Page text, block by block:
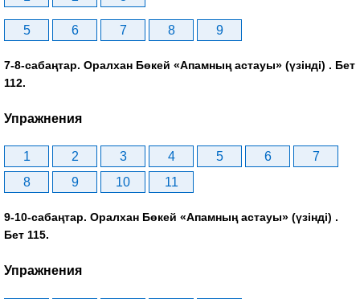
5 6 7 8 9
7-8-сабаңтар. Оралхан Бөкей «Апамның астауы» (үзінді) . Бет
112.
Упражнения
1 2 3 4 5 6
7
8
9 10 11
9-10-сабаңтар. Оралхан Бөкей «Апамның астауы» (үзінді) .
Бет 115.
Упражнения